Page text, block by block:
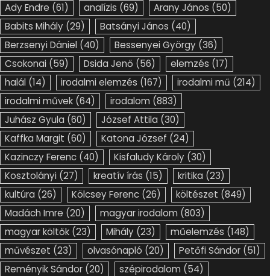
Ady Endre (61) analízis (69) Arany János (50)
Babits Mihály (29) Batsányi János (40)
Berzsenyi Dániel (40) Bessenyei György (36)
Csokonai (59) Dsida Jenő (56) elemzés (17)
halál (14) irodalmi elemzés (167) irodalmi mű (214)
irodalmi művek (64) irodalom (883)
Juhász Gyula (60) József Attila (30)
Kaffka Margit (60) Katona József (24)
Kazinczy Ferenc (40) Kisfaludy Károly (30)
Kosztolányi (27) kreatív írás (15) kritika (23)
kultúra (26) Kölcsey Ferenc (26) költészet (849)
Madách Imre (20) magyar irodalom (803)
magyar költők (23) Mihály (23) műelemzés (148)
művészet (23) olvasónapló (20) Petőfi Sándor (51)
Reményik Sándor (20) szépirodalom (54)